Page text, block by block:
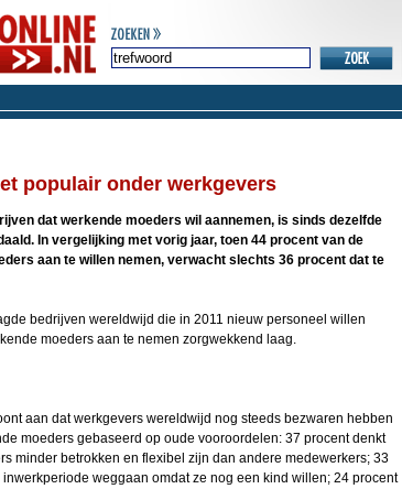
populair onder werkgevers
dat werkende moeders wil aannemen, is sinds dezelfde
In vergelijking met vorig jaar, toen 44 procent van de
aan te willen nemen, verwacht slechts 36 procent dat te
bedrijven wereldwijd die in 2011 nieuw personeel willen
moeders aan te nemen zorgwekkend laag.
aan dat werkgevers wereldwijd nog steeds bezwaren hebben
moeders gebaseerd op oude vooroordelen: 37 procent denkt
minder betrokken en flexibel zijn dan andere medewerkers; 33
weggaan omdat ze nog een kind willen; 24 procent